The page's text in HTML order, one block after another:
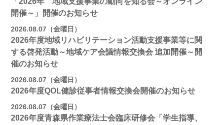
開催～」開催のお知らせ
2026.08.07（金曜日）
2026年度地域リハビリテーション活動支援事業等に関
する啓発活動～地域ケア会議情報交換会 追加開催～開
催のお知らせ
2026.08.07（金曜日）
2026年度QOL健診従事者情報交換会開催のお知らせ
2026.08.07（金曜日）
2026年度青森県作業療法士会臨床研修会「学生指導、